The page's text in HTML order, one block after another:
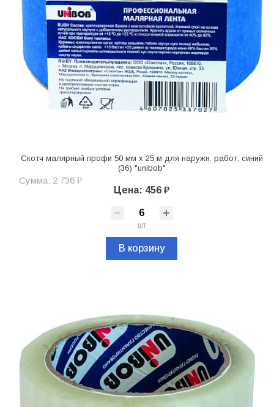
Скотч малярный профи 50 мм х 25 м для наружн. работ, синий
(36) "unibob"
Сумма: 2 736 ₽
Цена: 456 ₽
шт
В корзину